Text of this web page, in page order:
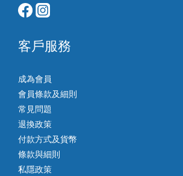
客戶服務
成為會員
會員條款及細則
常見問題
退換政策
付款方式及貨幣
條款與細則
私隱政策